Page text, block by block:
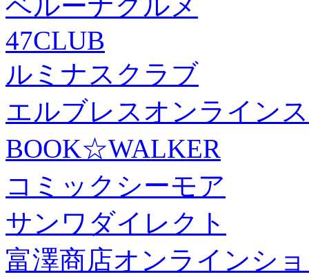
47CLUB
ルミナスクラブ
エルブレスオンライン
BOOK☆WALKER
コミックシーモア
サンワダイレクト
富澤商店オンラインシ